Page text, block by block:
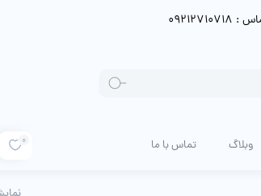
وبلاگ تماس با ما 0